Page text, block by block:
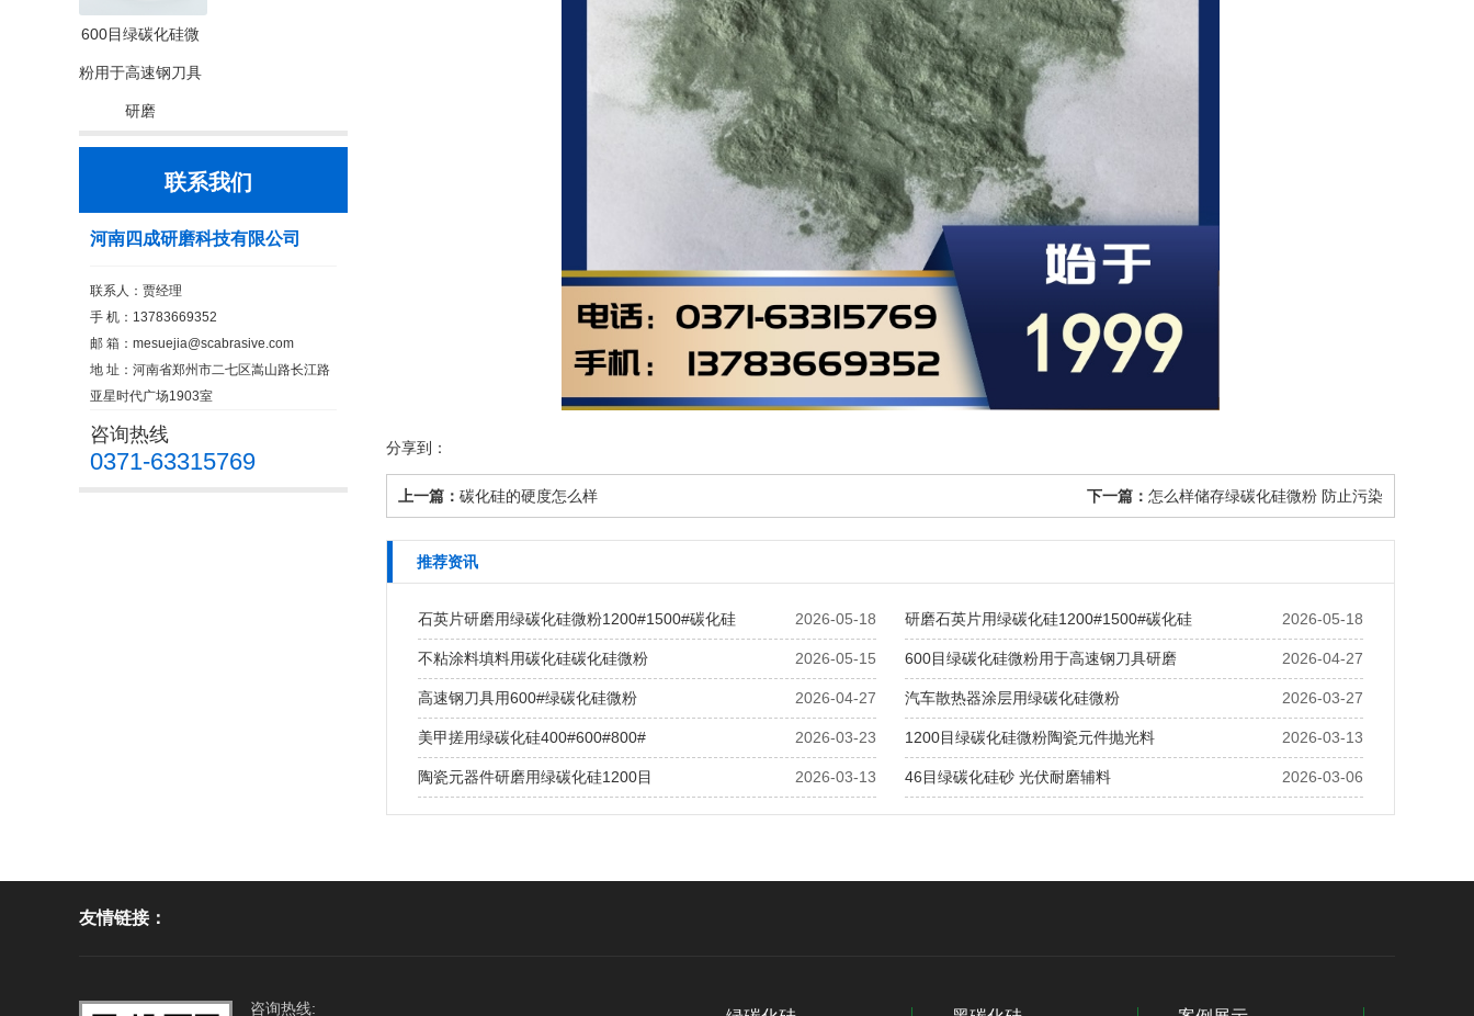
600目绿碳化硅微
粉用于高速钢刀具
研磨
联系我们
河南四成研磨科技有限公司
联系人：贾经理
手 机：13783669352
邮 箱： mesuejia@scabrasive.com
地 址：河南省郑州市二七区嵩山路长江路
亚星时代广场1903室
咨询热线
0371-63315769 分享到：
上一篇： 碳化硅的硬度怎么样 下一篇： 怎么样储存绿碳化硅微粉 防止污染
推荐资讯
2026-05-18
石英片研磨用绿碳化硅微粉1200#1500#碳化硅 2026-05-18
研磨石英片用绿碳化硅1200#1500#碳化硅
2026-05-15
不粘涂料填料用碳化硅碳化硅微粉 2026-04-27
600目绿碳化硅微粉用于高速钢刀具研磨
2026-04-27
高速钢刀具用600#绿碳化硅微粉 2026-03-27
汽车散热器涂层用绿碳化硅微粉
2026-03-23
美甲搓用绿碳化硅400#600#800# 2026-03-13
1200目绿碳化硅微粉陶瓷元件抛光料
2026-03-13
陶瓷元器件研磨用绿碳化硅1200目 2026-03-06
46目绿碳化硅砂 光伏耐磨辅料
友情链接：
咨询热线: